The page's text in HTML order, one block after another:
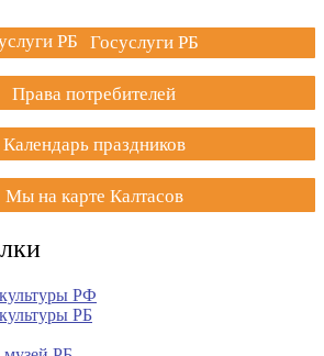
Госуслуги РБ
Права потребителей
Календарь праздников
Мы на карте Калтасов
РФ
РБ